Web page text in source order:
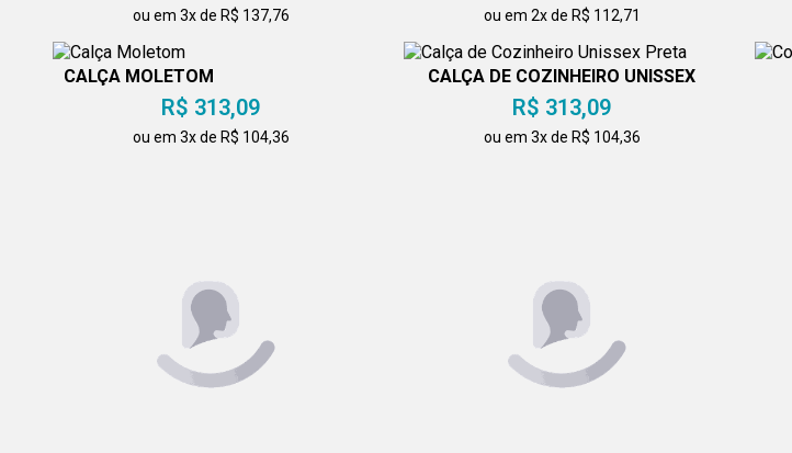
ou em 3x de R$ 137,76 ou em 2x de R$ 112,71
CALÇA MOLETOM
R$ 313,09
ou em 3x de R$ 104,36
CALÇA DE COZINHEIRO UNISSEX
PRETA
R$ 313,09
ou em 3x de R$ 104,36
CONJUNTO CALÇA E TÚNICA
R$ 413,28
CONJUNTO CALÇA E TÚNICA
R$ 413,28